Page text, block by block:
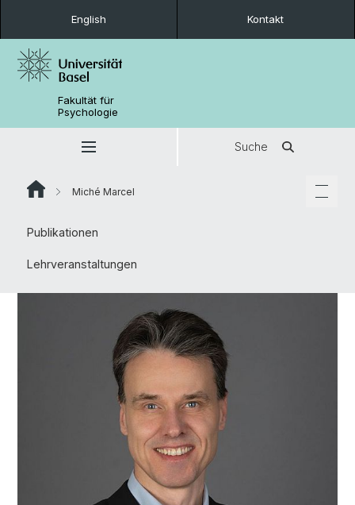
English Kontakt
Fakultät für
Psychologie
Suche
Miché Marcel
Publikationen
Lehrveranstaltungen